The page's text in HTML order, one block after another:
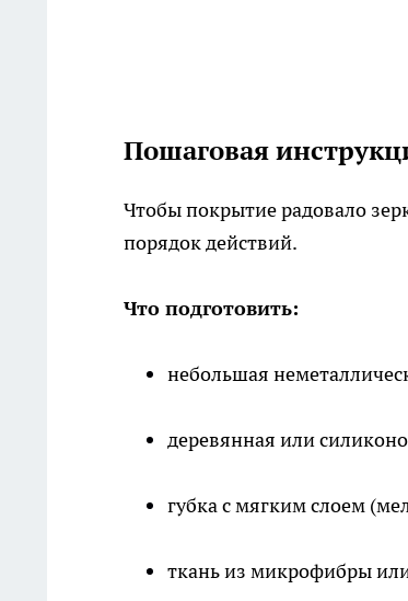
Пошаговая
Чтобы покрытие радовало
порядок действий.
Что подготовить:
небольшая
деревянная или
губка с мягким слоем
ткань из микрофибры